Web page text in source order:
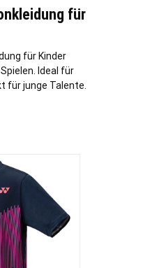
für
für Kinder
Ideal für
für junge Talente.